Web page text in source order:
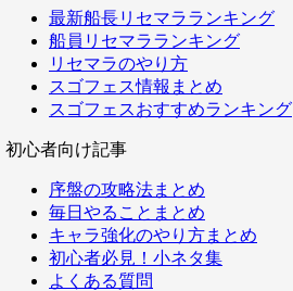
最新船長リセマラランキング
船員リセマラランキング
リセマラのやり方
スゴフェス情報まとめ
スゴフェスおすすめランキング
初心者向け記事
序盤の攻略法まとめ
毎日やることまとめ
キャラ強化のやり方まとめ
初心者必見！小ネタ集
よくある質問